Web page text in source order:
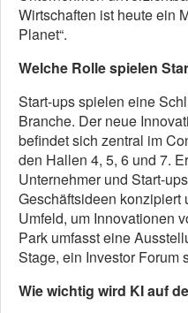
Wirtschaften ist heute ein
Planet“.
Welche Rolle spielen
Start-ups spielen eine
Branche. Der neue
befindet sich zentral im
den Hallen 4, 5, 6 und 7.
Unternehmer und Start-
Geschäftsideen
Umfeld, um Innovationen
Park umfasst eine
Stage, ein Investor Forum
Wie wichtig wird KI auf